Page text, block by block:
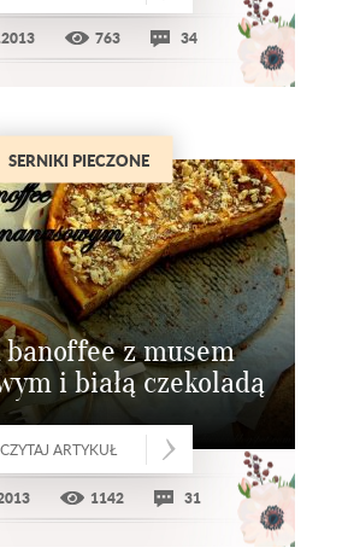
763 34
SERNIKI PIECZONE
z musem
i białą czekoladą
CZYTAJ ARTYKUŁ
1142 31